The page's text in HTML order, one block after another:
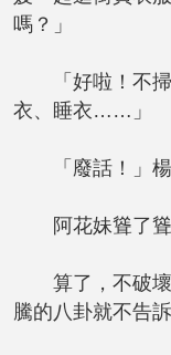
嗎？」
「好啦！不掃
衣、睡衣……」
「廢話！」楊
阿花妹聳了聳
算了，不破壞
騰的八卦就不告訴